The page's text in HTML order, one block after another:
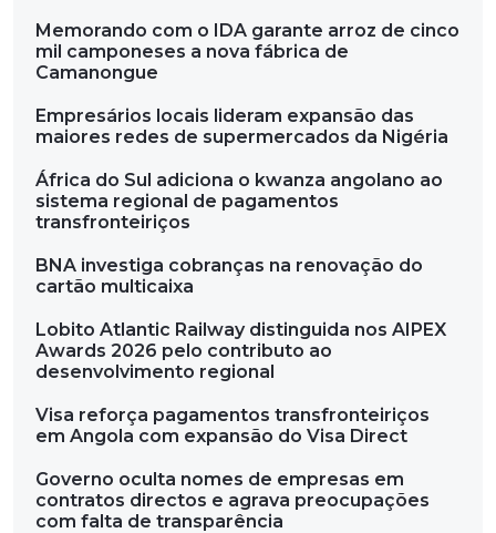
Memorando com o IDA garante arroz de cinco
mil camponeses a nova fábrica de
Camanongue
Empresários locais lideram expansão das
maiores redes de supermercados da Nigéria
África do Sul adiciona o kwanza angolano ao
sistema regional de pagamentos
transfronteiriços
BNA investiga cobranças na renovação do
cartão multicaixa
Lobito Atlantic Railway distinguida nos AIPEX
Awards 2026 pelo contributo ao
desenvolvimento regional
Visa reforça pagamentos transfronteiriços
em Angola com expansão do Visa Direct
Governo oculta nomes de empresas em
contratos directos e agrava preocupações
com falta de transparência